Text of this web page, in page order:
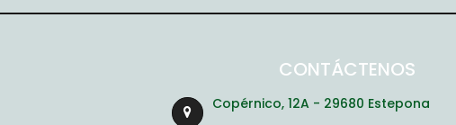
CONTÁCTENOS
Copérnico, 12A - 29680 Estepona